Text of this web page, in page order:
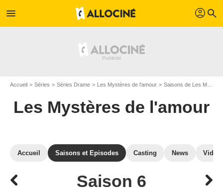
menu profil search
Accueil Séries Séries Drame Les Mystères de l'amour Saisons de Les Mystères de l'amour
Les Mystères de l'amour
Accueil Saisons et Episodes Casting News
Saison 6